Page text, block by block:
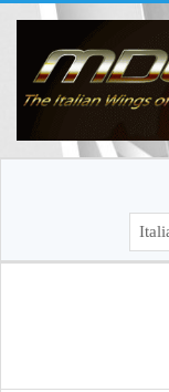
Skip
content
MD80.IT